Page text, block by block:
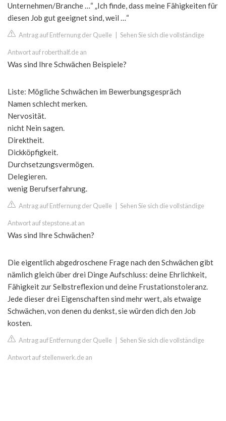
Unternehmen/Branche …“ „Ich finde, dass meine Fähigkeiten für
diesen Job gut geeignet sind, weil …“
Antrag auf Entfernung der Quelle Sehen Sie sich die vollständige
Antwort auf roberthalf.de an
Was sind Ihre Schwächen Beispiele?
Liste: Mögliche Schwächen im Bewerbungsgespräch
Namen schlecht merken.
Nervosität.
nicht Nein sagen.
Direktheit.
Dickköpfigkeit.
Durchsetzungsvermögen.
Delegieren.
wenig Berufserfahrung.
Antrag auf Entfernung der Quelle Sehen Sie sich die vollständige
Antwort auf stepstone.at an
Was sind Ihre Schwächen?
Die eigentlich abgedroschene Frage nach den Schwächen gibt
nämlich gleich über drei Dinge Aufschluss: deine Ehrlichkeit,
Fähigkeit zur Selbstreflexion und deine Frustationstoleranz.
Jede dieser drei Eigenschaften sind mehr wert, als etwaige
Schwächen, von denen du denkst, sie würden dich den Job
kosten.
Antrag auf Entfernung der Quelle Sehen Sie sich die vollständige
Antwort auf stellenwerk.de an